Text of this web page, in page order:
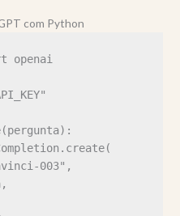
com Python
openai